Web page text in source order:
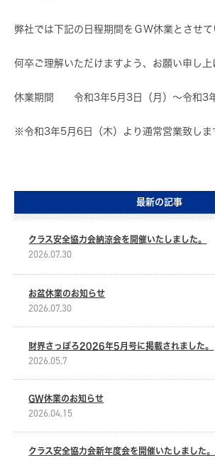
弊社では下記の日程期間をＧＷ休業とさせ
何卒ご理解いただけますよう、お願い申し上
休業期間 令和3年5月3日（月）～令和3
※令和3年5月6日（木）より通常営業致しま
最新の記事
クラス安全協力会納涼会を開催いたしました。
2026.07.30
お盆休業のお知らせ
2026.07.30
財界さっぽろ2026年5月号に掲載されました。
2026.05.7
GW休業のお知らせ
2026.04.15
クラス安全協力会新年度会を開催いたしました。